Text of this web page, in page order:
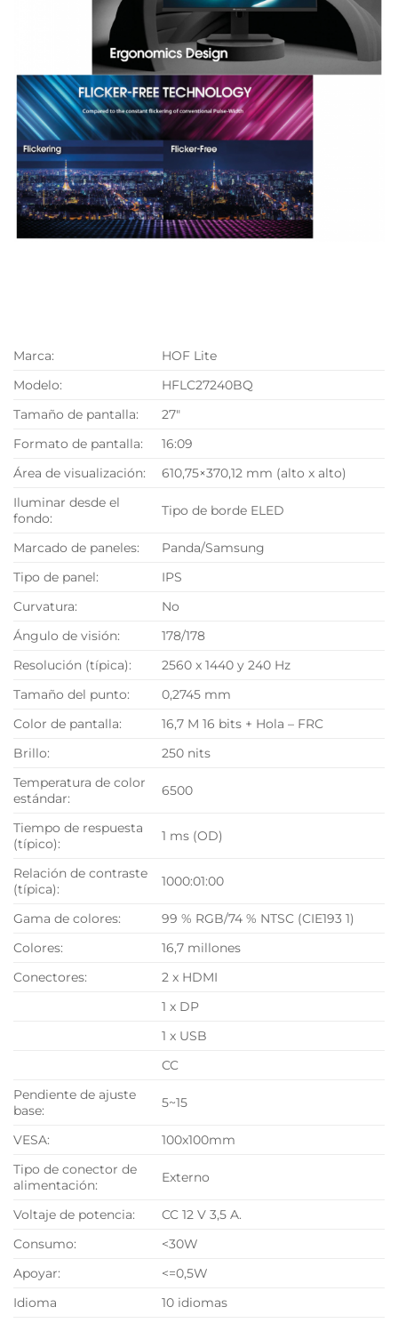
Marca:
HOF Lite
Modelo:
HFLC27240BQ
Tamaño de pantalla:
27″
Formato de pantalla:
16:09
Área de visualización:
610,75×370,12 mm (alto x alto)
Iluminar desde el
fondo:
Tipo de borde ELED
Marcado de paneles:
Panda/Samsung
Tipo de panel:
IPS
Curvatura:
No
Ángulo de visión:
178/178
Resolución (típica):
2560 x 1440 y 240 Hz
Tamaño del punto:
0,2745 mm
Color de pantalla:
16,7 M 16 bits + Hola – FRC
Brillo:
250 nits
Temperatura de color
estándar:
6500
Tiempo de respuesta
(típico):
1 ms (OD)
Relación de contraste
(típica):
1000:01:00
Gama de colores:
99 % RGB/74 % NTSC (CIE193 1)
Colores:
16,7 millones
Conectores:
2 x HDMI
1 x DP
1 x USB
CC
Pendiente de ajuste
base:
5~15
VESA:
100x100mm
Tipo de conector de
alimentación:
Externo
Voltaje de potencia:
CC 12 V 3,5 A.
Consumo:
<30W
Apoyar:
<=0,5W
Idioma
10 idiomas